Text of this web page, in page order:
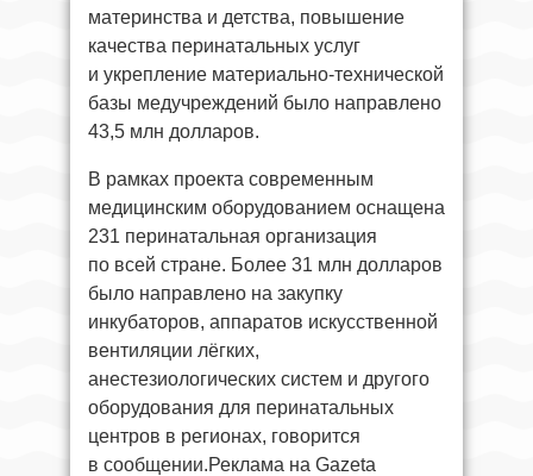
материнства и детства, повышение
качества перинатальных услуг
и укрепление материально-технической
базы медучреждений было направлено
43,5 млн долларов.
В рамках проекта современным
медицинским оборудованием оснащена
231 перинатальная организация
по всей стране. Более 31 млн долларов
было направлено на закупку
инкубаторов, аппаратов искусственной
вентиляции лёгких,
анестезиологических систем и другого
оборудования для перинатальных
центров в регионах, говорится
в сообщении.Реклама на Gazeta